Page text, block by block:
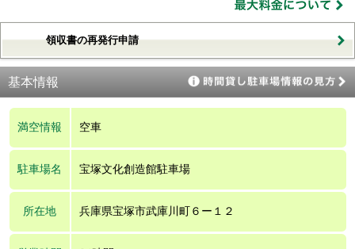
領収書の再発行申請
基本情報
満空情報 空車
駐車場名 宝塚文化創造館駐車場
所在地 兵庫県宝塚市武庫川町６ー１２